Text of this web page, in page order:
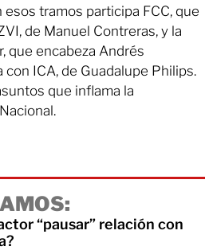
tramos participa FCC, que
de Manuel Contreras, y la
que encabeza Andrés
ICA, de Guadalupe Philips.
que inflama la
“pausar” relación con